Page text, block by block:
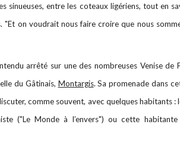
sinueuses, entre les coteaux ligériens, tout en
"Et on voudrait nous faire croire que nous
arrêté sur une des nombreuses Venise de
du Gâtinais, Montargis. Sa promenade dans
comme souvent, avec quelques habitants :
("Le Monde à l’envers") ou cette